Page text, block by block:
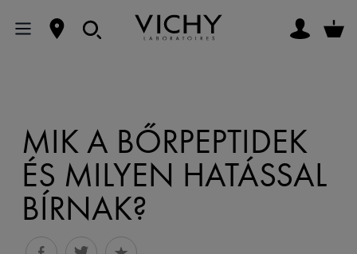
MIK A BŐRPEPTIDEK
ÉS MILYEN HATÁSSAL
BÍRNAK?